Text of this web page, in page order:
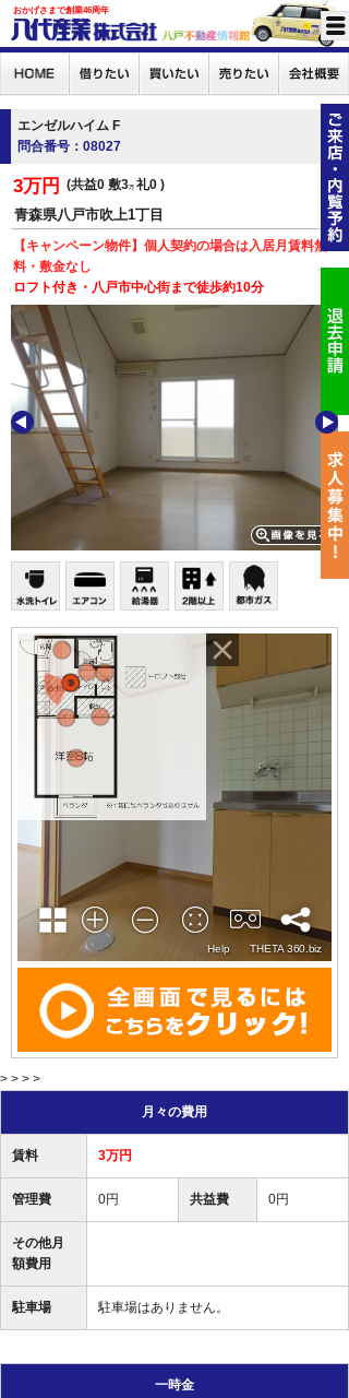
おかげさまで創業46周年
エンゼルハイム F
問合番号：08027
3万円 共益0 敷3万 礼0
青森県八戸市吹上1丁目
【キャンペーン物件】個人契約の場合は入居月賃料無
料・敷金なし
ロフト付き・八戸市中心街まで徒歩約10分
> > > >
月々の費用
賃料 3万円
管理費 0円 共益費 0円
その他月
額費用
駐車場 駐車場はありません。
一時金